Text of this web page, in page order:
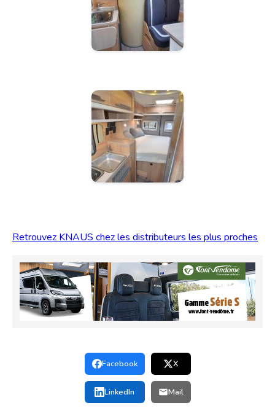
Retrouvez KNAUS chez les distributeurs les plus proches
Facebook X
LinkedIn Mail